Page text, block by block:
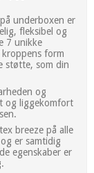
underboxen er
fleksibel og
7 unikke
form
støtte, som din
og
og liggekomfort
breeze på alle
er samtidig
egenskaber er